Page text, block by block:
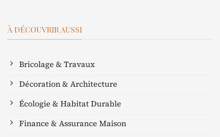
À DÉCOUVRIR AUSSI
Bricolage & Travaux
Décoration & Architecture
Écologie & Habitat Durable
Finance & Assurance Maison